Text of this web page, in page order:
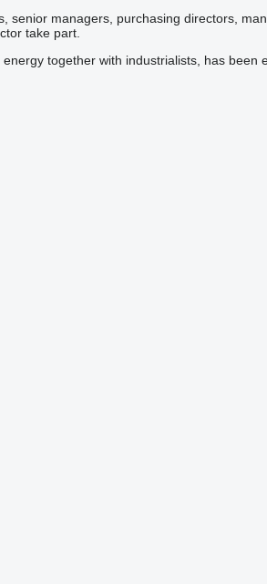
senior managers, purchasing directors,
take part.
together with industrialists, has been